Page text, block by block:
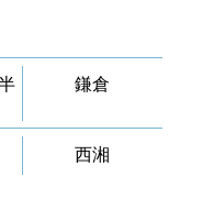
鎌倉
西湘